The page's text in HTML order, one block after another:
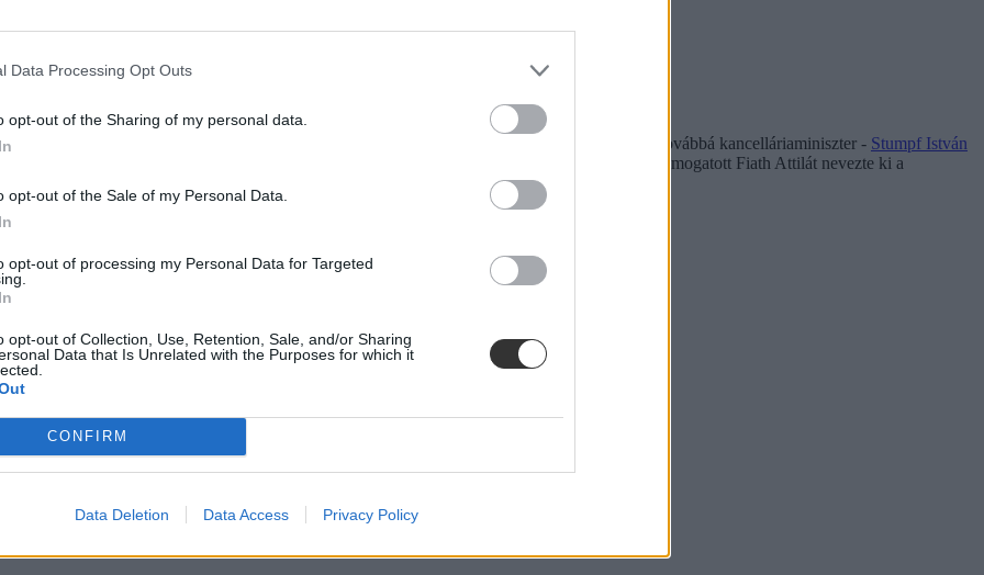
Data Processing Opt Outs
opt-out of the Sharing of my personal data.
opt-out of the Sale of my Personal Data.
opt-out of processing my Personal Data for Targeted
opt-out of Collection, Use, Retention, Sale, and/or Sharing
Data that Is Unrelated with the Purposes for which it
CONFIRM
Data Deletion Data Access Privacy Policy
Emögött az álhatott, hogy az intézmény modellváltását is levezénylő kuratóriumi elnök - továbbá kancelláriaminiszter - Stumpf István
mert a testület az ő és a szenátus akaratával szemben Horváth Ágnest, nem pedig az általa támogatott Fiath Attilát nevezte ki a